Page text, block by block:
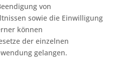
von
sowie die Einwilligung
können
der einzelnen
gelangen.